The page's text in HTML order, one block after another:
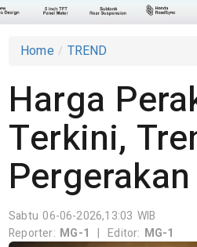
Home TREND
Harga
Terkini,
Pergerakan
Sabtu 06-06-2026,13:03 WIB
Reporter: MG-1 | Editor: MG-1